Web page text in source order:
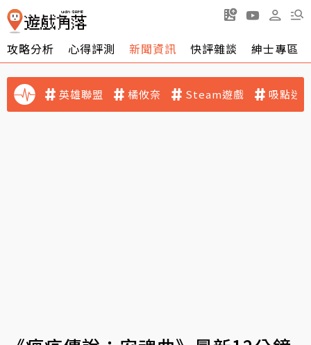
攻略分析 心得評測 新聞資訊 快評雜談 紳士專區
英雄聯盟 橘攸奈 Steam遊戲 吸點迷